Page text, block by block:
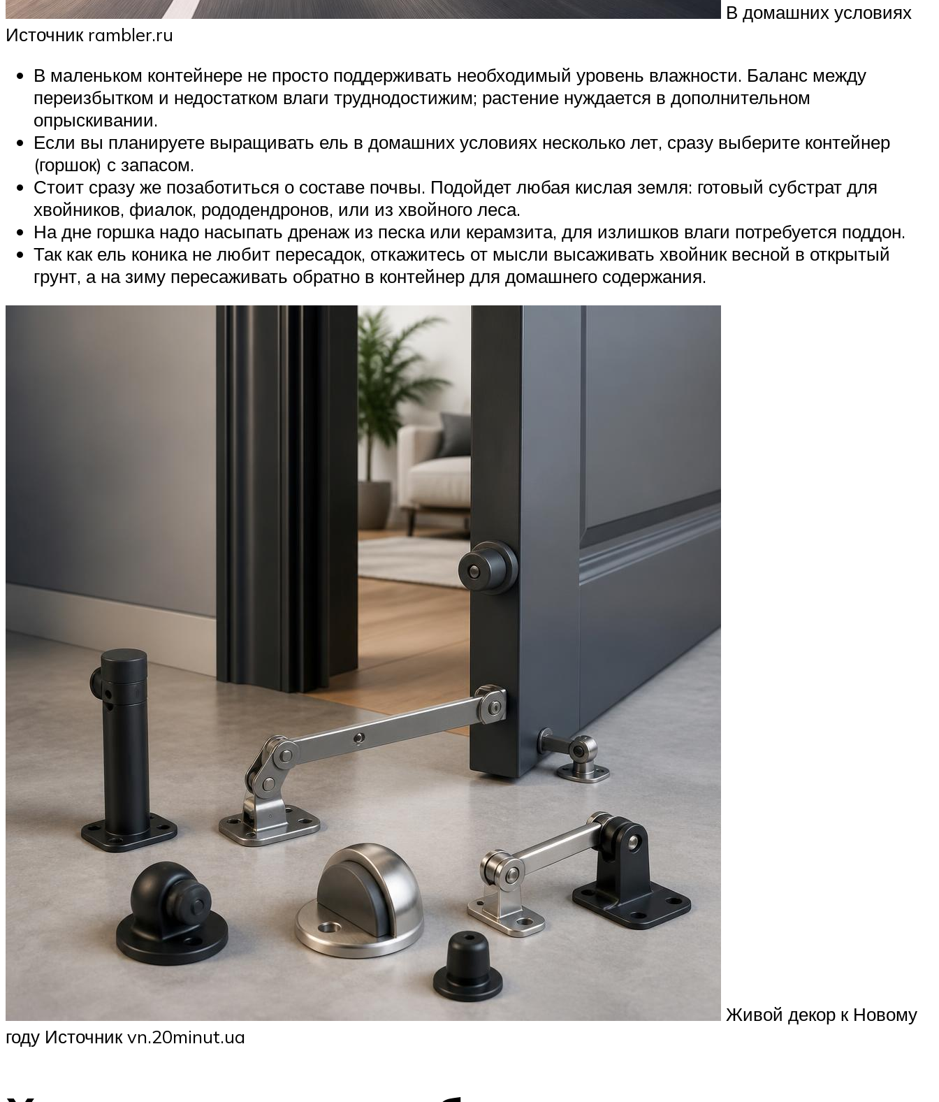
В домашних условиях
Источник rambler.ru
В маленьком контейнере не просто поддерживать необходимый уровень влажности. Баланс между
переизбытком и недостатком влаги труднодостижим; растение нуждается в дополнительном
опрыскивании.
Если вы планируете выращивать ель в домашних условиях несколько лет, сразу выберите контейнер
(горшок) с запасом.
Стоит сразу же позаботиться о составе почвы. Подойдет любая кислая земля: готовый субстрат для
хвойников, фиалок, рододендронов, или из хвойного леса.
На дне горшка надо насыпать дренаж из песка или керамзита, для излишков влаги потребуется поддон.
Так как ель коника не любит пересадок, откажитесь от мысли высаживать хвойник весной в открытый
грунт, а на зиму пересаживать обратно в контейнер для домашнего содержания.
Живой декор к Новому
году Источник vn.20minut.ua